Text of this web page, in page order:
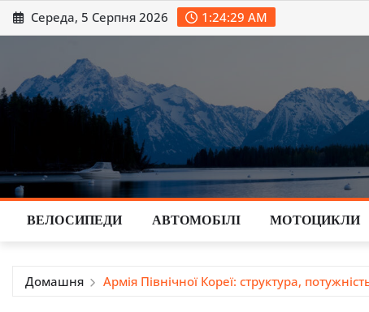
Перейти
до
Середа, 5 Серпня 2026 1:24:31 AM
ВЕЛОСИПЕДИ АВТОМОБІЛІ МОТОЦИКЛИ
Домашня Армія Північної Кореї: структура,